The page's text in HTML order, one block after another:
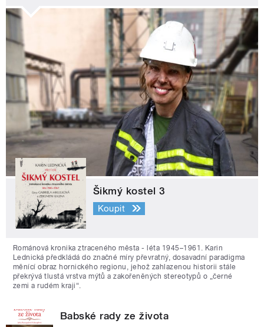
Šikmý kostel 3
Koupit
Románová kronika ztraceného města - léta 1945–1961. Karin
Lednická předkládá do značné míry převratný, dosavadní paradigma
měnící obraz hornického regionu, jehož zahlazenou historii stále
překrývá tlustá vrstva mýtů a zakořeněných stereotypů o „černé
zemi a rudém kraji“.
Babské rady ze života